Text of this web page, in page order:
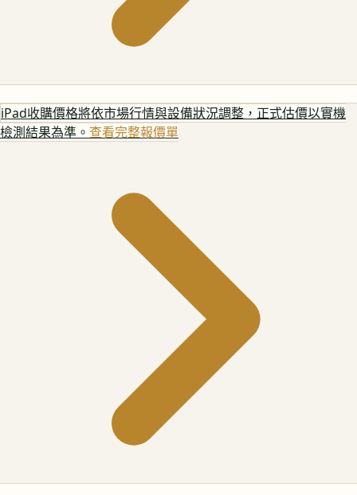
iPad收購價格將依市場行情與設備狀況調整，正式估價以實機
檢測結果為準。 查看完整報價單